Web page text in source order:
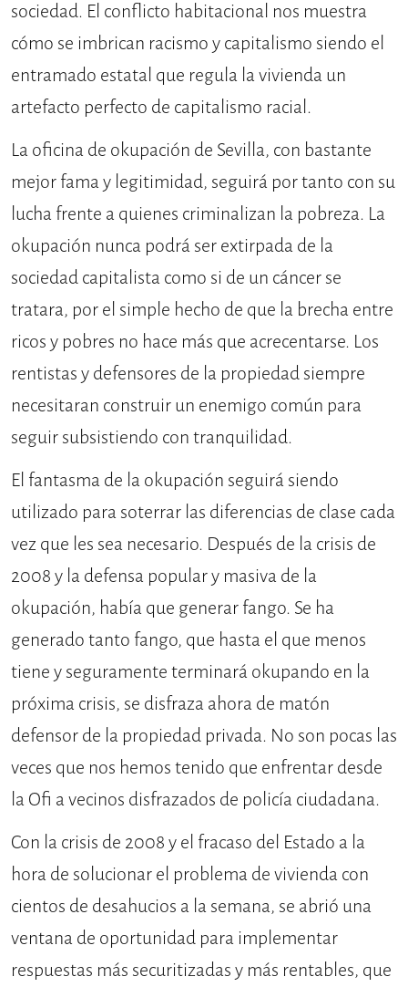
sociedad. El conflicto habitacional nos muestra
cómo se imbrican racismo y capitalismo siendo el
entramado estatal que regula la vivienda un
artefacto perfecto de capitalismo racial.
La oficina de okupación de Sevilla, con bastante
mejor fama y legitimidad, seguirá por tanto con su
lucha frente a quienes criminalizan la pobreza. La
okupación nunca podrá ser extirpada de la
sociedad capitalista como si de un cáncer se
tratara, por el simple hecho de que la brecha entre
ricos y pobres no hace más que acrecentarse. Los
rentistas y defensores de la propiedad siempre
necesitaran construir un enemigo común para
seguir subsistiendo con tranquilidad.
El fantasma de la okupación seguirá siendo
utilizado para soterrar las diferencias de clase cada
vez que les sea necesario. Después de la crisis de
2008 y la defensa popular y masiva de la
okupación, había que generar fango. Se ha
generado tanto fango, que hasta el que menos
tiene y seguramente terminará okupando en la
próxima crisis, se disfraza ahora de matón
defensor de la propiedad privada. No son pocas las
veces que nos hemos tenido que enfrentar desde
la Ofi a vecinos disfrazados de policía ciudadana.
Con la crisis de 2008 y el fracaso del Estado a la
hora de solucionar el problema de vivienda con
cientos de desahucios a la semana, se abrió una
ventana de oportunidad para implementar
respuestas más securitizadas y más rentables, que